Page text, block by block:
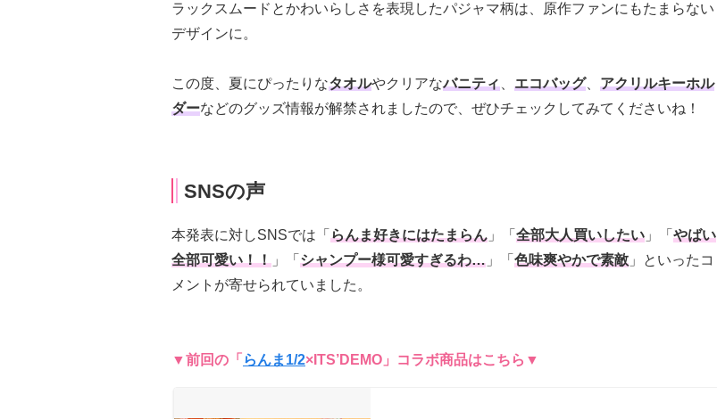
ラックスムードとかわいらしさを表現したパジャマ柄は、原作ファンにもたまらない
デザインに。
この度、夏にぴったりなタオルやクリアなバニティ エコバッグ、 アクリルキーホル
ダーなどのグッズ情報が解禁されましたので、ぜひチェックしてみてくださいね！
SNSの声
本発表に対しSNSでは「 らんま好きにはたまらん 」「 全部大人買いしたい 」「 やばい
全部可愛い！！ 」「 シャンプー様可愛すぎるわ… 」「 色味爽やかで素敵 」といったコ
メントが寄せられていました。
▼前回の「 らんま1/2×ITS’DEMO」コラボ商品はこちら▼